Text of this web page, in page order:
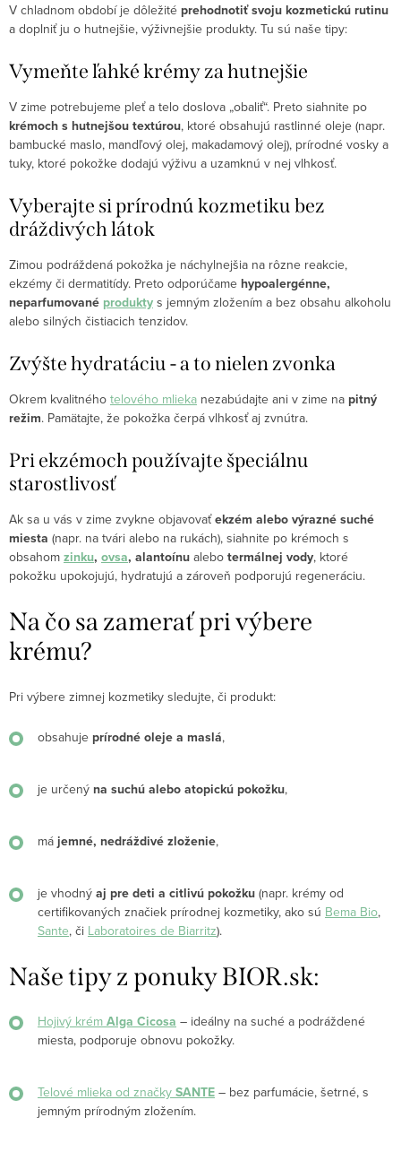
V chladnom období je dôležité prehodnotiť svoju kozmetickú rutinu
a doplniť ju o hutnejšie, výživnejšie produkty. Tu sú naše tipy:
Vymeňte ľahké krémy za hutnejšie
V zime potrebujeme pleť a telo doslova „obaliť“. Preto siahnite po
krémoch s hutnejšou textúrou, ktoré obsahujú rastlinné oleje (napr.
bambucké maslo, mandľový olej, makadamový olej), prírodné vosky a
tuky, ktoré pokožke dodajú výživu a uzamknú v nej vlhkosť.
Vyberajte si prírodnú kozmetiku bez
dráždivých látok
Zimou podráždená pokožka je náchylnejšia na rôzne reakcie,
ekzémy či dermatitídy. Preto odporúčame hypoalergénne,
neparfumované produkty s jemným zložením a bez obsahu alkoholu
alebo silných čistiacich tenzidov.
Zvýšte hydratáciu - a to nielen zvonka
Okrem kvalitného telového mlieka nezabúdajte ani v zime na pitný
režim. Pamätajte, že pokožka čerpá vlhkosť aj zvnútra.
Pri ekzémoch používajte špeciálnu
starostlivosť
Ak sa u vás v zime zvykne objavovaťekzém alebo výrazné suché
miesta (napr. na tvári alebo na rukách), siahnite po krémoch s
obsahom zinku, ovsa, alantoínu alebo termálnej vody, ktoré
pokožku upokojujú, hydratujú a zároveň podporujú regeneráciu.
Na čo sa zamerať pri výbere
krému?
Pri výbere zimnej kozmetiky sledujte, či produkt:
obsahuje prírodné oleje a maslá,
je určený na suchú alebo atopickú pokožku,
má jemné, nedráždivé zloženie,
je vhodný aj pre deti a citlivú pokožku (napr. krémy od
certifikovaných značiek prírodnej kozmetiky, ako sú Bema Bio,
Sante, či Laboratoires de Biarritz).
Naše tipy z ponuky BIOR.sk:
Hojivý krém Alga Cicosa – ideálny na suché a podráždené
miesta, podporuje obnovu pokožky.
Telové mlieka od značky SANTE – bez parfumácie, šetrné, s
jemným prírodným zložením.